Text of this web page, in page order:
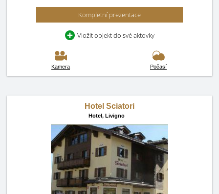
Kompletní prezentace
Vložit objekt do své aktovky
Kamera Počasí
Hotel Sciatori
Hotel, Livigno